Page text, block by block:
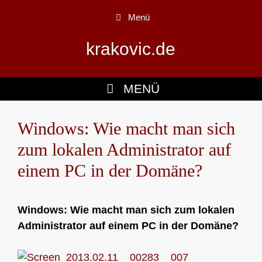
Menü
krakovic.de
MENÜ
Windows: Wie macht man sich
zum lokalen Administrator auf
einem PC in der Domäne?
Windows: Wie macht man sich zum lokalen
Administrator auf einem PC in der Domäne?